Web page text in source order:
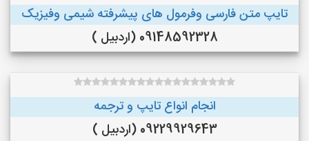
تایپ متن فارسی وفرمول های پیشرفته شیمی وفیزیک
09148592328 (اردبیل )
انجام انواع تایپ و ترجمه
09229929643 (اردبیل )